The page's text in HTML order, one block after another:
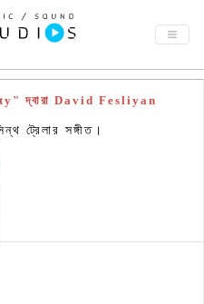
দ্বারা David Fesliyan
ট্রেলার সঙ্গীত।